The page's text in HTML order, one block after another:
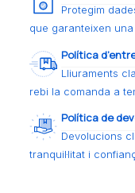
Protegim
que garanteixen
Política
Lliuraments
rebi la comanda a
Política de
Devolucions
tranquil·litat i